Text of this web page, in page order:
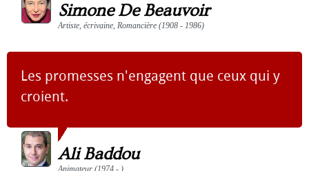
Simone De Beauvoir
Artiste, écrivaine, Romancière (1908 - 1986)
Les promesses n'engagent que ceux qui y
croient.
Ali Baddou
Animateur (1974 - )